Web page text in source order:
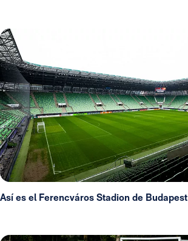
Así es el Ferencváros Stadion de Budapest